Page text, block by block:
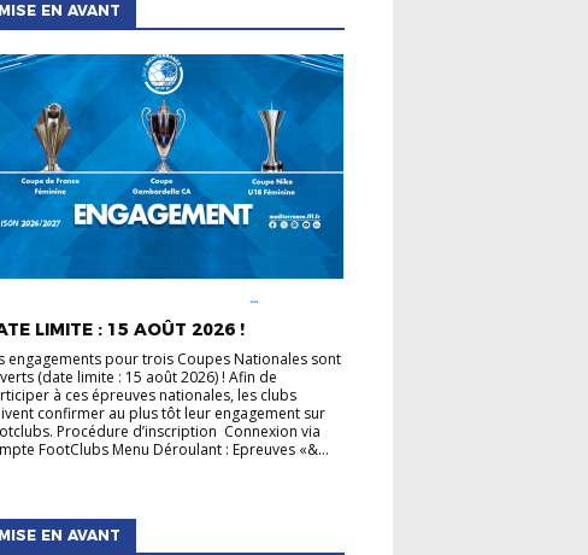
MISE EN AVANT
LIMITE : 15 AOÛT 2026 !
engagements pour trois Coupes Nationales sont
(date limite : 15 août 2026) ! Afin de
à ces épreuves nationales, les clubs
confirmer au plus tôt leur engagement sur
Procédure d’inscription Connexion via
FootClubs Menu Déroulant : Epreuves «&...
MISE EN AVANT